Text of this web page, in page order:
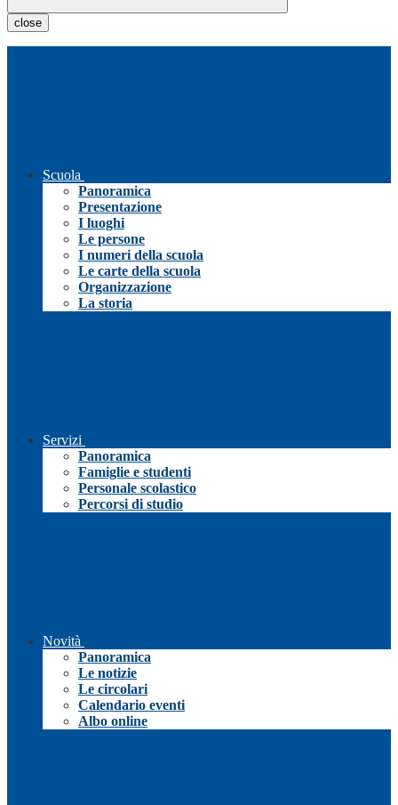
close
Scuola
Panoramica
Presentazione
I luoghi
Le persone
I numeri della scuola
Le carte della scuola
Organizzazione
La storia
Servizi
Panoramica
Famiglie e studenti
Personale scolastico
Percorsi di studio
Novità
Panoramica
Le notizie
Le circolari
Calendario eventi
Albo online